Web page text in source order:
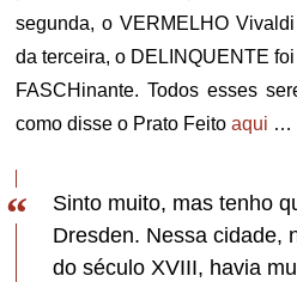
segunda, o VERMELHO
da terceira, o DELINQUENTE
FASCHinante. Todos esses
como disse o Prato Feitoaqui …
Sinto muito, mas tenho
Dresden. Nessa cidade,
do século XVIII, havia